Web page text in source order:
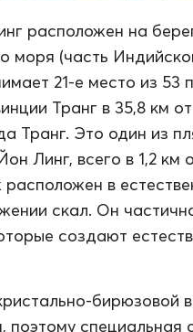
расположен на
моря (часть
21-е место из 53
Транг в 35,8 км
Транг. Это один из
Линг, всего в 1,2 км
в
скал. Он
создают
бирюзовой
поэтому специальная